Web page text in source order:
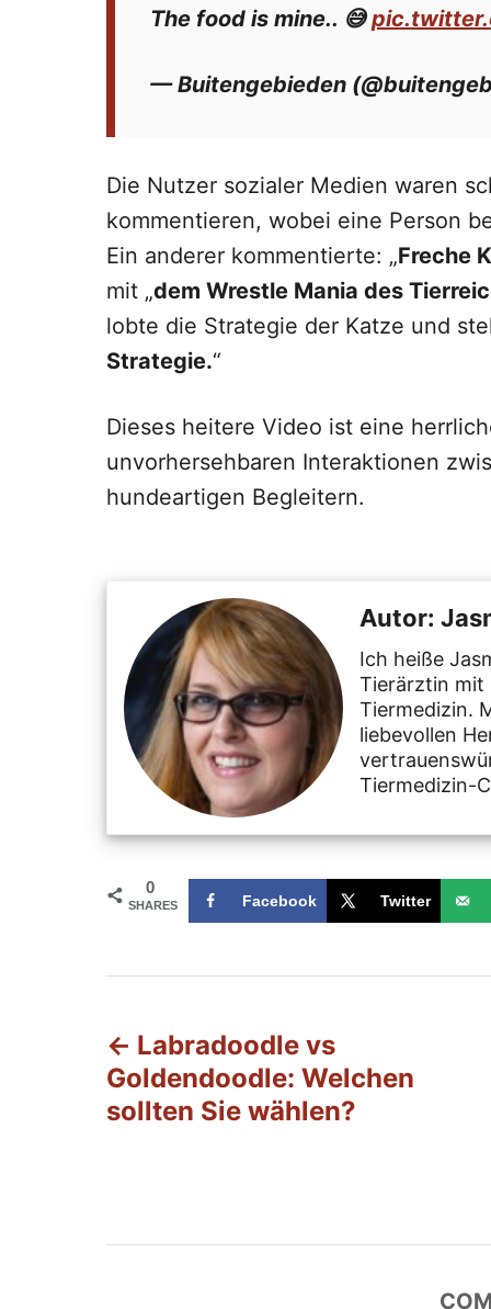
The food is mine.. 😅
— Buitengebieden
Die Nutzer sozialer Medien waren
kommentieren, wobei eine Person
Ein anderer kommentierte: „Freche
mit „dem Wrestle Mania des
lobte die Strategie der Katze und
Strategie.“
Dieses heitere Video ist eine
unvorhersehbaren Interaktionen
hundeartigen Begleitern.
Autor:
Ich heiße
Tierärztin mit
Tiermedizin.
liebevollen
Tiermedizin-
0
SHARES Facebook Twitter
e
i
Labradoodle vs
Goldendoodle: Welchen
sollten Sie wählen?